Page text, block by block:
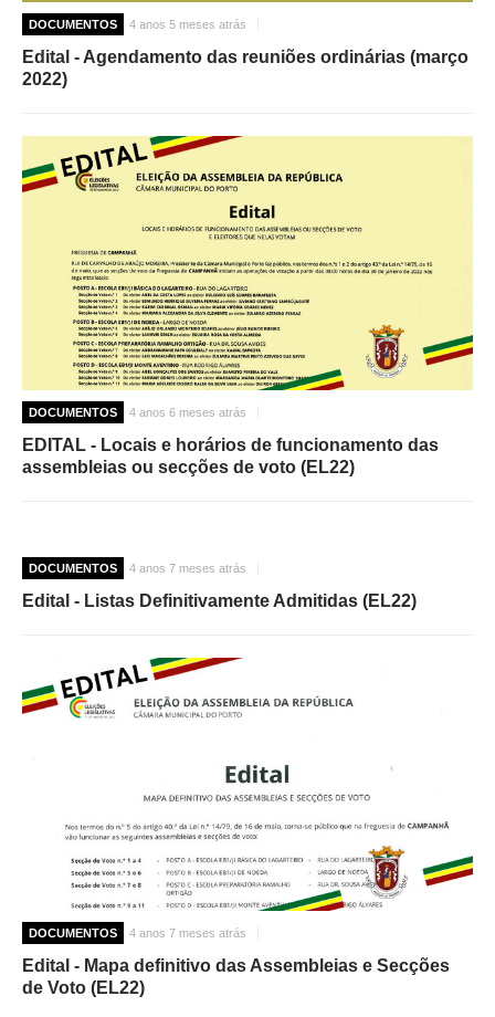
DOCUMENTOS 4 anos 5 meses atrás
Edital - Agendamento das reuniões ordinárias (março
2022)
DOCUMENTOS 4 anos 6 meses atrás
EDITAL - Locais e horários de funcionamento das
assembleias ou secções de voto (EL22)
DOCUMENTOS 4 anos 7 meses atrás
Edital - Listas Definitivamente Admitidas (EL22)
DOCUMENTOS 4 anos 7 meses atrás
Edital - Mapa definitivo das Assembleias e Secções
de Voto (EL22)